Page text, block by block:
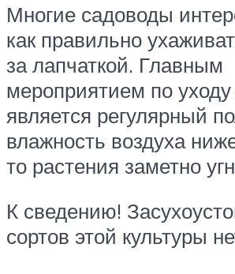
Многие садоводы
как правильно
за лапчаткой. Главным
мероприятием по уходу
является регулярный
влажность воздуха
то растения заметно
К сведению!
сортов этой культуры